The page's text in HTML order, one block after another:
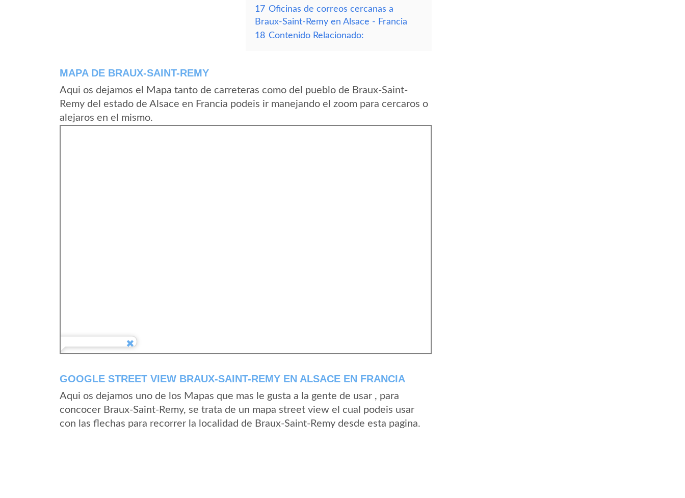
17 Oficinas de correos cercanas a
Braux-Saint-Remy en Alsace - Francia
18 Contenido Relacionado:
MAPA DE BRAUX-SAINT-REMY
Aqui os dejamos el Mapa tanto de carreteras como del pueblo de Braux-Saint-
Remy del estado de Alsace en Francia podeis ir manejando el zoom para cercaros o
alejaros en el mismo.
GOOGLE STREET VIEW BRAUX-SAINT-REMY EN ALSACE EN FRANCIA
Aqui os dejamos uno de los Mapas que mas le gusta a la gente de usar , para
concocer Braux-Saint-Remy, se trata de un mapa street view el cual podeis usar
con las flechas para recorrer la localidad de Braux-Saint-Remy desde esta pagina.